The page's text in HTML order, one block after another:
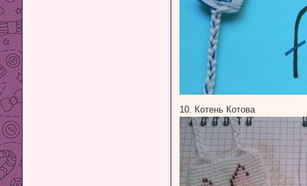
10. Котень Котова